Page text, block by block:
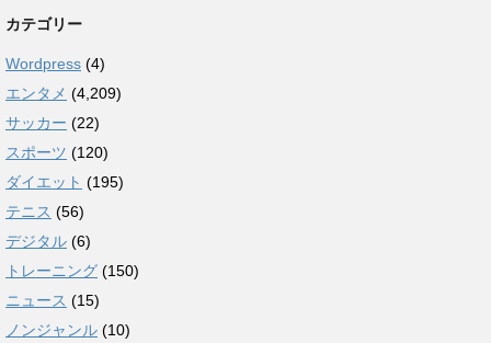
カテゴリー
Wordpress (4)
エンタメ (4,209)
サッカー (22)
スポーツ (120)
ダイエット (195)
テニス (56)
デジタル (6)
トレーニング (150)
ニュース (15)
ノンジャンル (10)